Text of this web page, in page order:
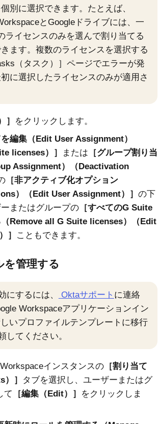
別に選択できます。たとえば、
とGoogleドライブには、一
ライセンスのみを選んで割り当てる
ます。複数のライセンスを選択する
（タスク）］ページでエラーが発
に選択したライセンスのみが適用さ
をクリックします。
編集（Edit User Assignment）
licenses）
または
グループ割り当
Assignment）（Deactivation
非アクティブ化オプション
）（Edit User Assignment）
の下
またはグループの
すべてのG Suite
（Remove all G Suite licenses）（Edit
こともできます。
管理する
にするには、 Oktaサポート に連絡
Workspaceアプリケーションイン
いプロファイルテンプレートに移行
してください。
インスタンスの
割り当て
タブを選択し、ユーザーまたはグ
て
編集（Edit）
をクリックしま